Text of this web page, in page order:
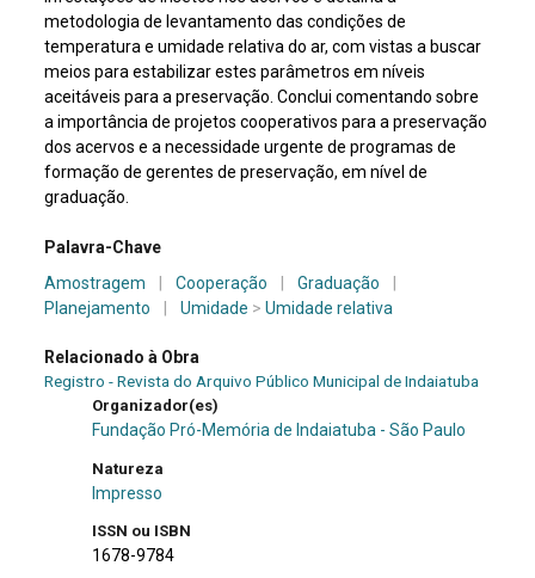
metodologia de levantamento das condições de
temperatura e umidade relativa do ar, com vistas a buscar
meios para estabilizar estes parâmetros em níveis
aceitáveis para a preservação. Conclui comentando sobre
a importância de projetos cooperativos para a preservação
dos acervos e a necessidade urgente de programas de
formação de gerentes de preservação, em nível de
graduação.
Palavra-Chave
Amostragem
| Cooperação | Graduação
|
Planejamento
| Umidade >Umidade relativa
Relacionado à Obra
Registro - Revista do Arquivo Público Municipal de Indaiatuba
Organizador(es)
Fundação Pró-Memória de Indaiatuba - São Paulo
Natureza
Impresso
ISSN ou ISBN
1678-9784